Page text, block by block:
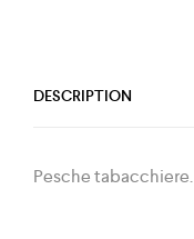
DESCRIPTION
Pesche tabacchiere.